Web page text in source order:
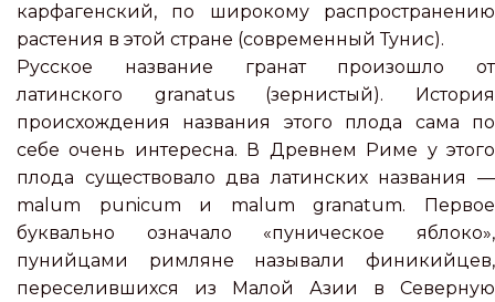
карфагенский, по широкому распространению
растения в этой стране (современный Тунис).
Русское название гранат произошло от
латинского granatus (зернистый). История
происхождения названия этого плода сама по
себе очень интересна. В Древнем Риме у этого
плода существовало два латинских названия —
malum punicum и malum granatum. Первое
буквально означало «пуническое яблоко»,
пунийцами римляне называли финикийцев,
переселившихся из Малой Азии в Северную